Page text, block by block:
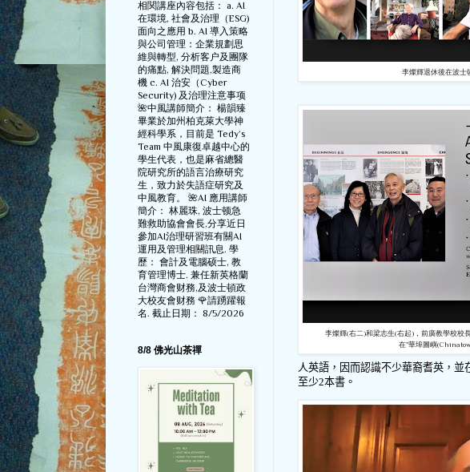
李燦輝退休後在波士
李燦輝(右二)和梁志生(右起)，前廣教學校校
在"華埠圖嶼
人英語，因而認識不少華裔耆英，
至少2本書。
相関講座內容包括： a. AI
在環境, 社會及治理（ESG)
面向之應用 b. AI 導入策略
與公司管理：企業規劃思
維與轉型, 分析客户及團隊
的痛點, 解決問題,製造商
機 c. AI 治安（Cyber
Security) 及治理注意事项
🌺中風講師簡介： 楊韻臻
畢業於加州柏克萊大學神
經科學系，目前是 Tedy‘s
Team 中風康復卓越中心的
學生代表，也是麻省總醫
院研究所的語言治療研究
生，致力於失語症研究及
中風教育。 🌺AI 應用講師
簡介： 林麗珠, 波士顿急
難救助協會會長,分享近日
參加AI治理研習班有關AI
運用及管理相關訊息. 學
歷： 會計及電腦硕士, 教
育管理博士. 兼任新英格蘭
台灣商會财務,及波士頓政
大校友會财務 🌹請踴躍報
名. 截止日期： 8/5/2026
8/8 佛光山茶禪